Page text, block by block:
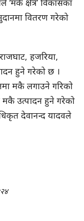
‘मकै क्षेत्र’ विकासका
वितरण गरेको
हजरिया,
हुने गरेको छ ।
मकै लगाउने गरिको
उत्पादन हुने गरेको
देवानन्द यादवले